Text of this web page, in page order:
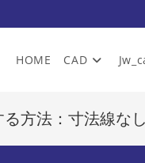
HOME CAD
方法：寸法線な